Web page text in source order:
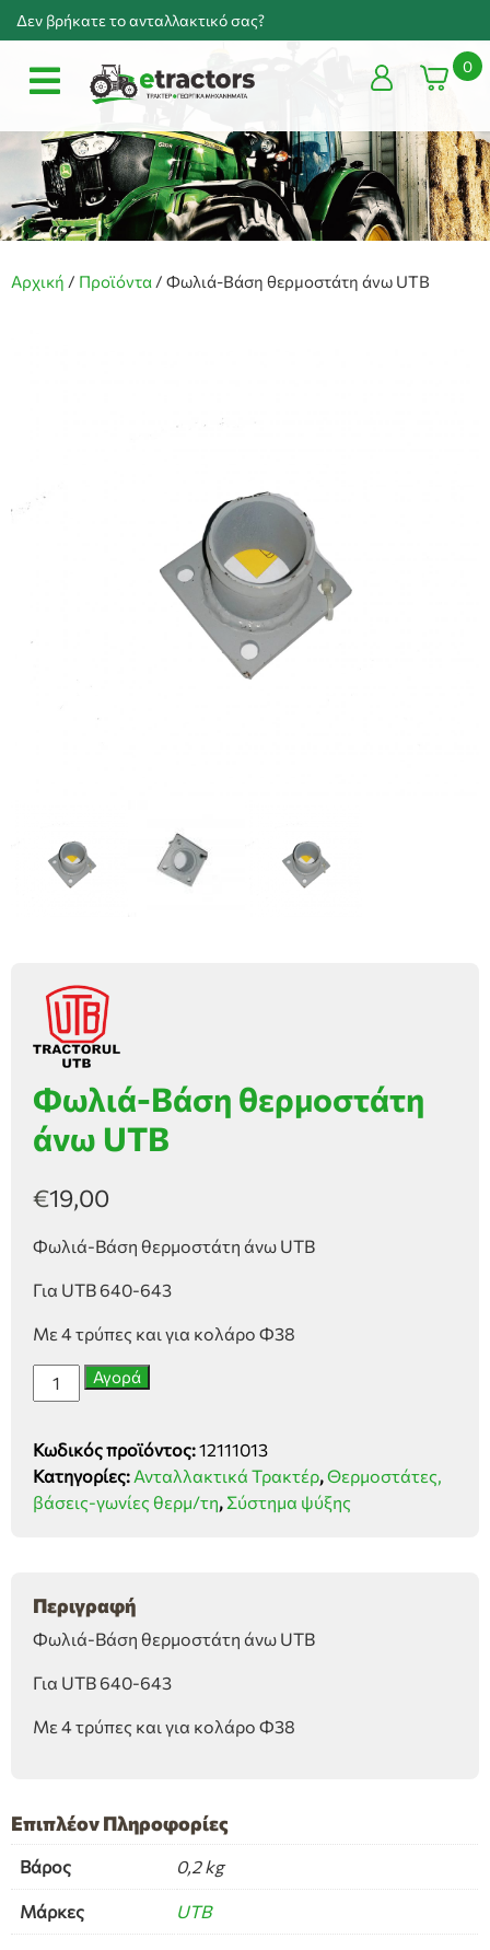
Δεν βρήκατε το ανταλλακτικό σας?
0
Αρχική / Προϊόντα / Φωλιά-Βάση θερμοστάτη άνω UTB
Φωλιά-Βάση θερμοστάτη
άνω UTB
€19,00
Φωλιά-Βάση θερμοστάτη άνω UTB
Για UTB 640-643
Με 4 τρύπες και για κολάρο Φ38
Φωλιά-
Βάση
άνω
UTB
ποσότητα
Αγορά
Κωδικός προϊόντος:12111013
Κατηγορίες: Ανταλλακτικά Τρακτέρ, Θερμοστάτες,
βάσεις-γωνίες θερμ/τη, Σύστημα ψύξης
Περιγραφή
Φωλιά-Βάση θερμοστάτη άνω UTB
Για UTB 640-643
Με 4 τρύπες και για κολάρο Φ38
Επιπλέον Πληροφορίες
Βάρος 0,2 kg
Μάρκες UTB